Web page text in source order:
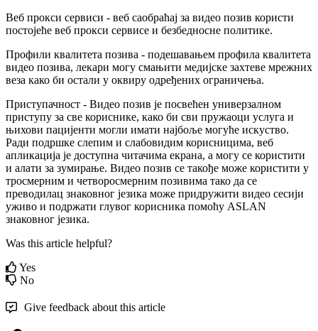
Веб прокси сервиси - веб саобраћај за видео позив користи
постојеће веб прокси сервисе и безбедносне политике.
Профили квалитета позива - подешавањем профила квалитета
видео позива, лекари могу смањити медијске захтеве мрежних
веза како би остали у оквиру одређених ограничења.
Приступачност - Видео позив је посвећен универзалном
приступу за све кориснике, како би сви пружаоци услуга и
њихови пацијенти могли имати најбоље могуће искуство.
Ради подршке слепим и слабовидим корисницима, веб
апликација је доступна читачима екрана, а могу се користити
и алати за зумирање. Видео позив се такође може користити у
тросмерним и четворосмерним позивима тако да се
преводилац знаковног језика може придружити видео сесији
уживо и подржати глувог корисника помоћу ASLAN
знаковног језика.
Was this article helpful?
Yes
No
Give feedback about this article